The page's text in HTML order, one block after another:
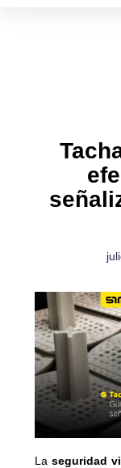
La seguridad